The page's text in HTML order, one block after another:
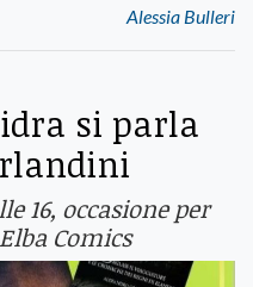
Alessia Bulleri
si parla
16, occasione per
Comics